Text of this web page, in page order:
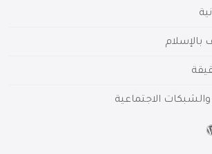
بالإسلام
الاجتماعية